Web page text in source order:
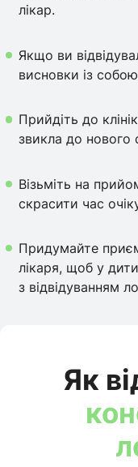
лікар.
Якщо ви
висновки із
Прийдіть до
звикла до нового
Візьміть на
скрасити час
Придумайте
лікаря, щоб у
з відвідуванням
Як